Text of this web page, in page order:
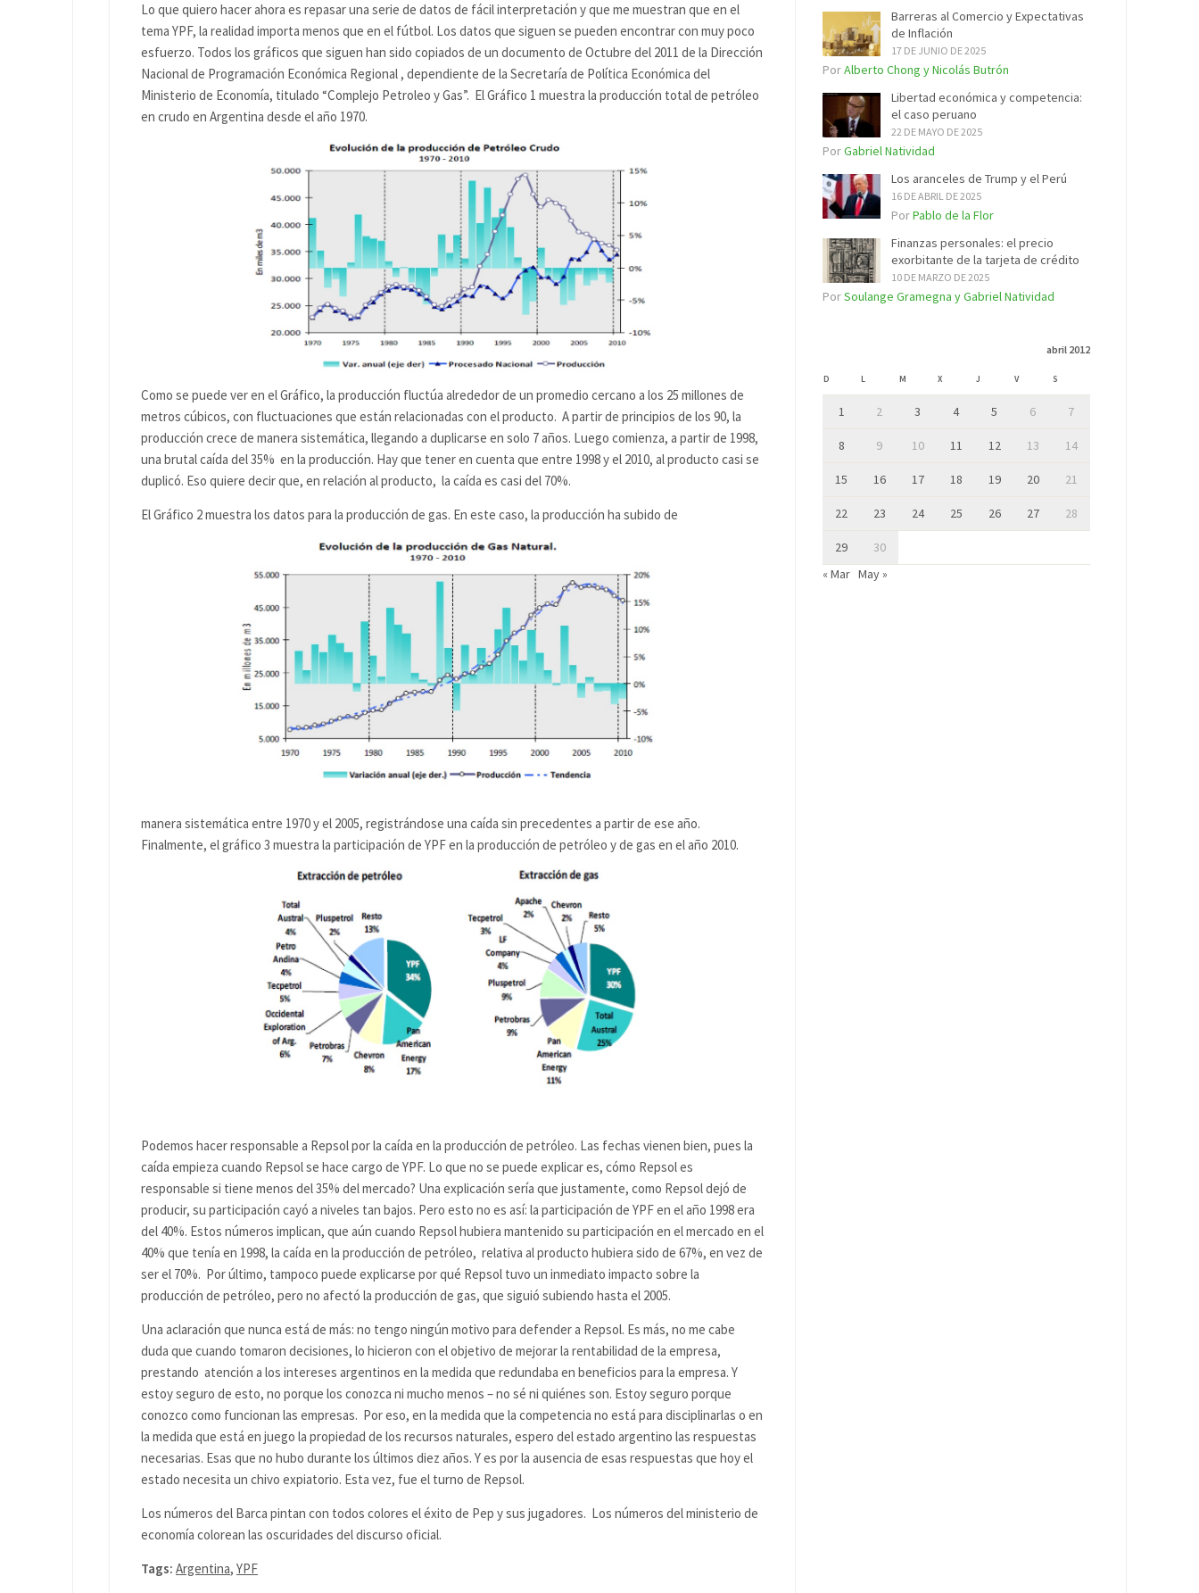
Lo que quiero hacer ahora es repasar una serie de datos de fácil interpretación y que me muestran que en el
tema YPF, la realidad importa menos que en el fútbol. Los datos que siguen se pueden encontrar con muy poco
esfuerzo. Todos los gráficos que siguen han sido copiados de un documento de Octubre del 2011 de la Dirección
Nacional de Programación Económica Regional , dependiente de la Secretaría de Política Económica del
Ministerio de Economía, titulado “Complejo Petroleo y Gas”. El Gráfico 1 muestra la producción total de petróleo
en crudo en Argentina desde el año 1970.
Como se puede ver en el Gráfico, la producción fluctúa alrededor de un promedio cercano a los 25 millones de
metros cúbicos, con fluctuaciones que están relacionadas con el producto. A partir de principios de los 90, la
producción crece de manera sistemática, llegando a duplicarse en solo 7 años. Luego comienza, a partir de 1998,
una brutal caída del 35% en la producción. Hay que tener en cuenta que entre 1998 y el 2010, al producto casi se
duplicó. Eso quiere decir que, en relación al producto, la caída es casi del 70%.
El Gráfico 2 muestra los datos para la producción de gas. En este caso, la producción ha subido de
manera sistemática entre 1970 y el 2005, registrándose una caída sin precedentes a partir de ese año.
Finalmente, el gráfico 3 muestra la participación de YPF en la producción de petróleo y de gas en el año 2010.
Podemos hacer responsable a Repsol por la caída en la producción de petróleo. Las fechas vienen bien, pues la
caída empieza cuando Repsol se hace cargo de YPF. Lo que no se puede explicar es, cómo Repsol es
responsable si tiene menos del 35% del mercado? Una explicación sería que justamente, como Repsol dejó de
producir, su participación cayó a niveles tan bajos. Pero esto no es así: la participación de YPF en el año 1998 era
del 40%. Estos números implican, que aún cuando Repsol hubiera mantenido su participación en el mercado en el
40% que tenía en 1998, la caída en la producción de petróleo, relativa al producto hubiera sido de 67%, en vez de
ser el 70%. Por último, tampoco puede explicarse por qué Repsol tuvo un inmediato impacto sobre la
producción de petróleo, pero no afectó la producción de gas, que siguió subiendo hasta el 2005.
Una aclaración que nunca está de más: no tengo ningún motivo para defender a Repsol. Es más, no me cabe
duda que cuando tomaron decisiones, lo hicieron con el objetivo de mejorar la rentabilidad de la empresa,
prestando atención a los intereses argentinos en la medida que redundaba en beneficios para la empresa. Y
estoy seguro de esto, no porque los conozca ni mucho menos – no sé ni quiénes son. Estoy seguro porque
conozco como funcionan las empresas. Por eso, en la medida que la competencia no está para disciplinarlas o en
la medida que está en juego la propiedad de los recursos naturales, espero del estado argentino las respuestas
necesarias. Esas que no hubo durante los últimos diez años. Y es por la ausencia de esas respuestas que hoy el
estado necesita un chivo expiatorio. Esta vez, fue el turno de Repsol.
Los números del Barca pintan con todos colores el éxito de Pep y sus jugadores. Los números del ministerio de
economía colorean las oscuridades del discurso oficial.
Tags: Argentina, YPF
Barreras al Comercio y Expectativas
de Inflación
17 DE JUNIO DE 2025
PorAlberto Chong y Nicolás Butrón
Libertad económica y competencia:
el caso peruano
22 DE MAYO DE 2025
PorGabriel Natividad
Los aranceles de Trump y el Perú
16 DE ABRIL DE 2025
PorPablo de la Flor
Finanzas personales: el precio
exorbitante de la tarjeta de crédito
10 DE MARZO DE 2025
PorSoulange Gramegna y Gabriel Natividad
abril 2012
D L M X J V S
1 2 3 4 5 6 7
8 9 10 11 12 13 14
15 16 17 18 19 20 21
22 23 24 25 26 27 28
29
30
« Mar May »